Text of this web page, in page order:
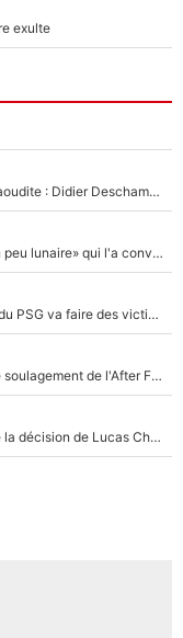
exulte
De l’équipe de France à un pont d’or en Arabie saoudite : Didier Deschamps a donné sa réponse !
Transfert de Bradley Barcola : La «discussion un peu lunaire» qui l'a convaincu de quitter le PSG, son entourage est pointé du doigt
«Ça peut attirer des bons joueurs» : Le mercato du PSG va faire des victimes dans l'effectif de Luis Enrique ?
«C’est une bonne chose qu’il ne vienne pas» : Le soulagement de l'After Foot après le transfert avorté de Yan Diomandé au PSG
«Il a décidé de rester au PSG» : Les coulisses de la décision de Lucas Chevalier pour son transfert